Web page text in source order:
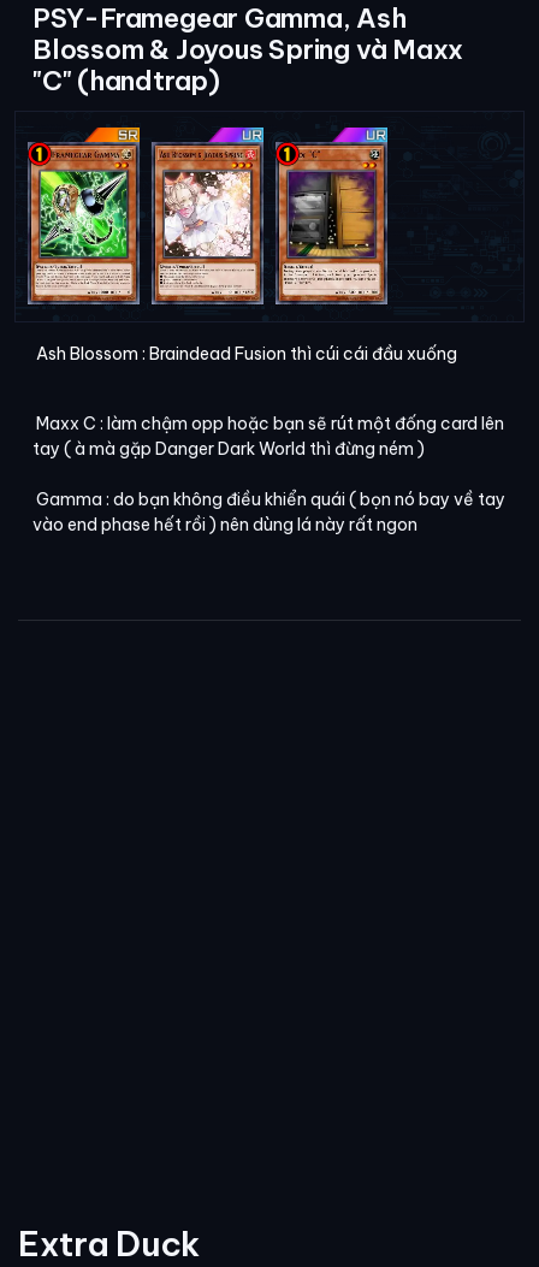
PSY-Framegear Gamma, Ash
Blossom & Joyous Spring và Maxx
"C" (handtrap)
Ash Blossom : Braindead Fusion thì cúi cái đầu xuống
Maxx C : làm chậm opp hoặc bạn sẽ rút một đống card lên
tay ( à mà gặp Danger Dark World thì đừng ném )
Gamma : do bạn không điều khiển quái ( bọn nó bay về tay
vào end phase hết rồi ) nên dùng lá này rất ngon
Extra Duck